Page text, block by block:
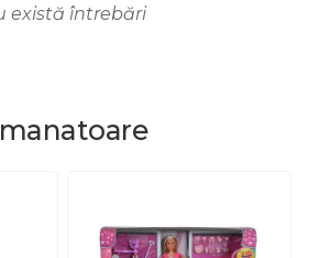
există întrebări